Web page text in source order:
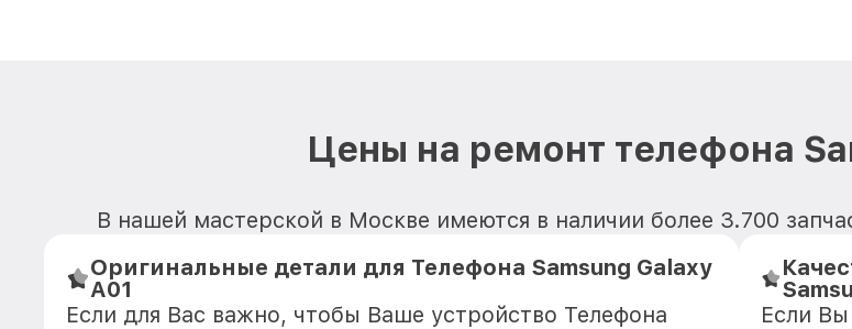
Цены на ремонт телефона
В нашей мастерской в Москве имеются в наличии более 3.700
Оригинальные детали для Телефона Samsung Galaxy
A01
Если для Вас важно, чтобы Ваше устройство Телефона
Если